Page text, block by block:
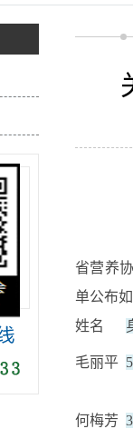
省营养
单公布如
姓名
毛丽平
何梅芳